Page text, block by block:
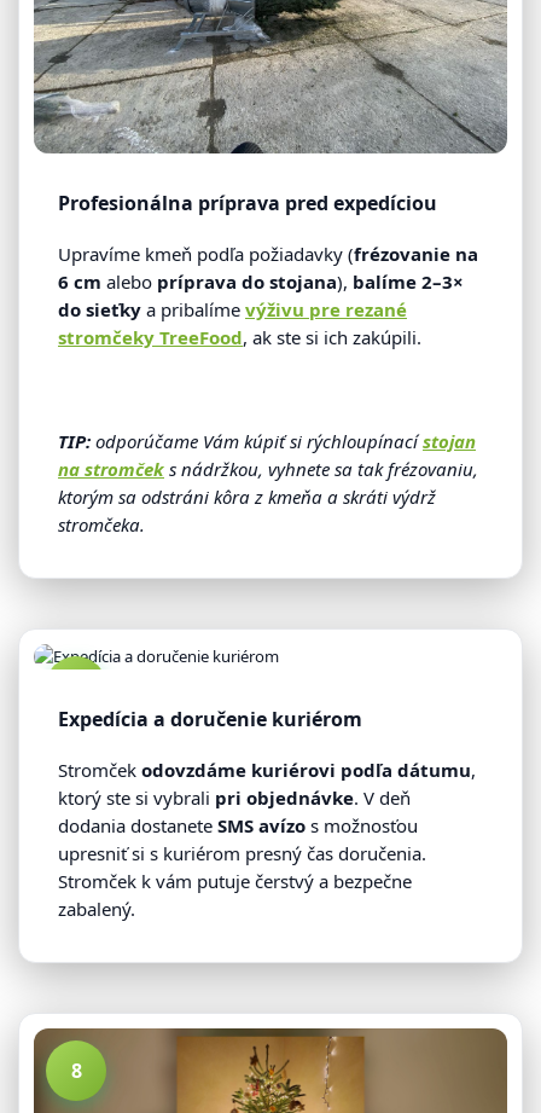
Profesionálna príprava pred expedíciou
Upravíme kmeň podľa požiadavky (frézovanie na
6 cm alebo príprava do stojana), balíme 2–3×
do sieťky a pribalíme výživu pre rezané
stromčeky TreeFood, ak ste si ich zakúpili.
TIP: odporúčame Vám kúpiť si rýchloupínacístojan
na stromček s nádržkou, vyhnete sa tak frézovaniu,
ktorým sa odstráni kôra z kmeňa a skráti výdrž
stromčeka.
Expedícia a doručenie kuriérom
Stromček odovzdáme kuriérovi podľa dátumu,
ktorý ste si vybrali pri objednávke. V deň
dodania dostanete SMS avízo s možnosťou
upresniť si s kuriérom presný čas doručenia.
Stromček k vám putuje čerstvý a bezpečne
zabalený.
8